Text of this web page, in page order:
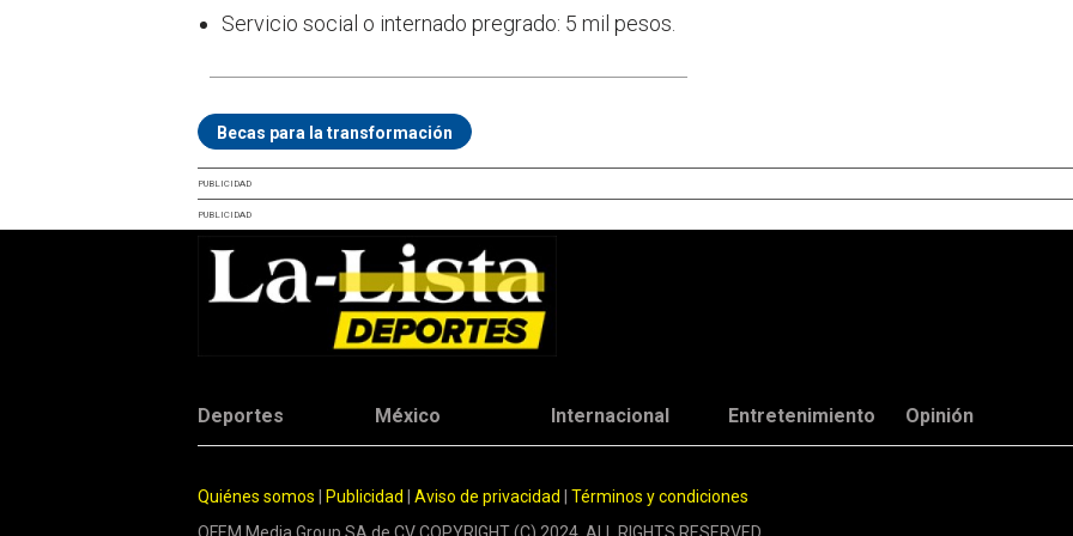
Servicio social o internado pregrado: 5 mil pesos.
Becas para la transformación
PUBLICIDAD
PUBLICIDAD
Deportes México Internacional Entretenimiento Opinión
Quiénes somos Publicidad Aviso de privacidad
Términos y condiciones